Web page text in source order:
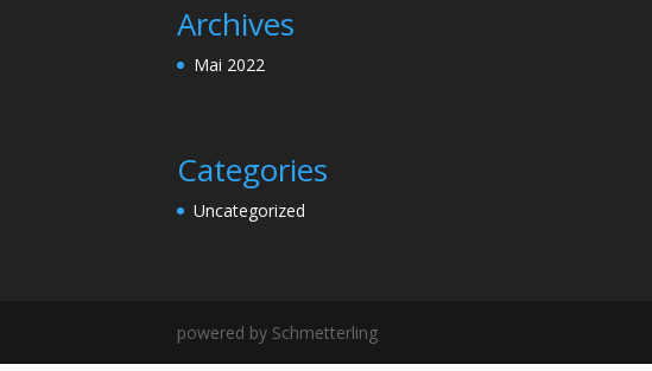
Archives
Mai 2022
Categories
Uncategorized
powered by Schmetterling